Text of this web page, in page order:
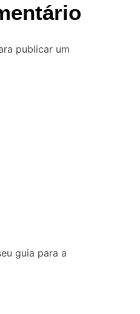
publicar um
guia para a